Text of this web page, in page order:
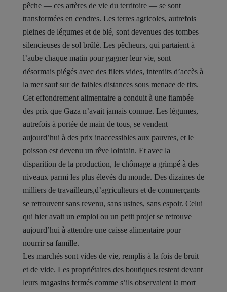
pêche — ces artères de vie du territoire — se sont
transformées en cendres. Les terres agricoles, autrefois
pleines de légumes et de blé, sont devenues des tombes
silencieuses de sol brûlé. Les pêcheurs, qui partaient à
l’aube chaque matin pour gagner leur vie, sont
désormais piégés avec des filets vides, interdits d’accès à
la mer sauf sur de faibles distances sous menace de tirs.
Cet effondrement alimentaire a conduit à une flambée
des prix que Gaza n’avait jamais connue. Les légumes,
autrefois à portée de main de tous, se vendent
aujourd’hui à des prix inaccessibles aux pauvres, et le
poisson est devenu un rêve lointain. Et avec la
disparition de la production, le chômage a grimpé à des
niveaux parmi les plus élevés du monde. Des dizaines de
milliers de travailleurs,d’agriculteurs et de commerçants
se retrouvent sans revenu, sans usines, sans espoir. Celui
qui hier avait un emploi ou un petit projet se retrouve
aujourd’hui à attendre une caisse alimentaire pour
nourrir sa famille.
Les marchés sont vides de vie, remplis à la fois de bruit
et de vide. Les propriétaires des boutiques restent devant
leurs magasins fermés comme s’ils observaient la mort